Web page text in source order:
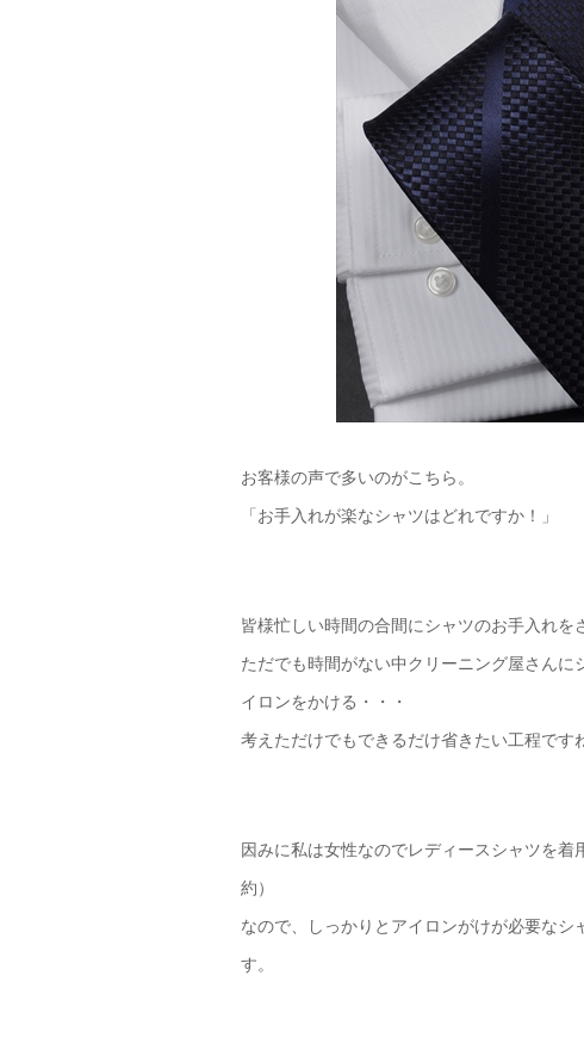
お客様の声で多いのがこちら。
「お手入れが楽なシャツはどれですか！」
皆様忙しい時間の合間にシャツのお手入れを
ただでも時間がない中クリーニング屋さん
イロンをかける・・・
考えただけでもできるだけ省きたい工程です
因みに私は女性なのでレディースシャツを
約）
なので、しっかりとアイロンがけが必要な
す。